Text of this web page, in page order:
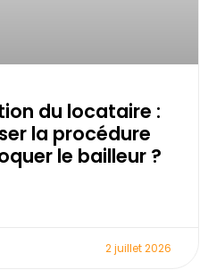
du locataire :
la procédure
le bailleur ?
2 juillet 2026